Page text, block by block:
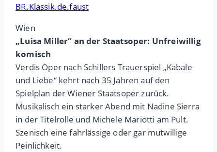
BR.Klassik.de.faust
Wien
„Luisa Miller“ an der Staatsoper: Unfreiwillig
komisch
Verdis Oper nach Schillers Trauerspiel „Kabale
und Liebe“ kehrt nach 35 Jahren auf den
Spielplan der Wiener Staatsoper zurück.
Musikalisch ein starker Abend mit Nadine Sierra
in der Titelrolle und Michele Mariotti am Pult.
Szenisch eine fahrlässige oder gar mutwillige
Peinlichkeit.